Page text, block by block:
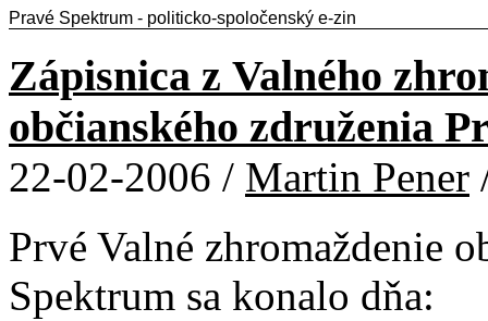
Pravé Spektrum - politicko-spoločenský e-zin
Zápisnica z Valného
občianského združenia
22-02-2006 / Martin Pener
Prvé Valné zhromaždenie
Spektrum sa konalo dňa: